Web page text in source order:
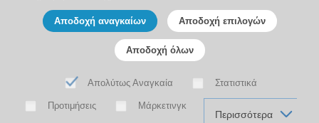
© 2026 Βιβλιούπολη
Powered bynopCommerce
Αποδοχή αναγκαίων Αποδοχή επιλογών
Αποδοχή όλων
Απολύτως Αναγκαία Στατιστικά
Προτιμήσεις
Μάρκετινγκ
Περισσότερα